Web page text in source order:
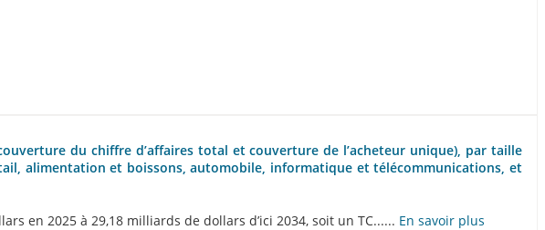
du chiffre d’affaires total et couverture de l’acheteur unique), par taille
alimentation et boissons, automobile, informatique et télécommunications, et
en 2025 à 29,18 milliards de dollars d’ici 2034, soit un TC...... En savoir plus